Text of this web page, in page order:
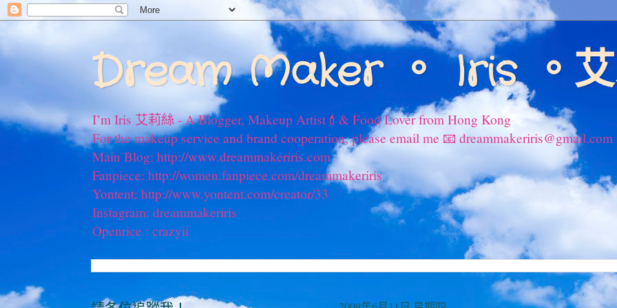
Dream Maker 。 Iris 。
I’m Iris 艾莉絲 - A Blogger, Makeup Artist💄& Food Lover from Hong Kong
For the makeup service and brand cooperation, please email me 📧 dreammakeriris@gmail.com
Main Blog: http://www.dreammakeriris.com
Fanpiece: http://women.fanpiece.com/dreammakeriris
Yontent: http://www.yontent.com/creator/33
Instagram: dreammakeriris
Openrice : crazyii